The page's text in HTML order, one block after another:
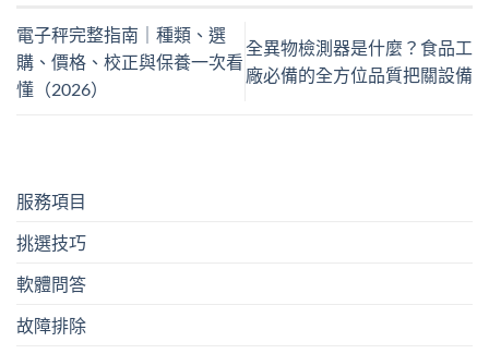
服務項目
挑選技巧
軟體問答
故障排除
電子秤完整指南｜種類、選
購、價格、校正與保養一次看
懂（2026）
全異物檢測器是什麼？食品工
廠必備的全方位品質把關設備